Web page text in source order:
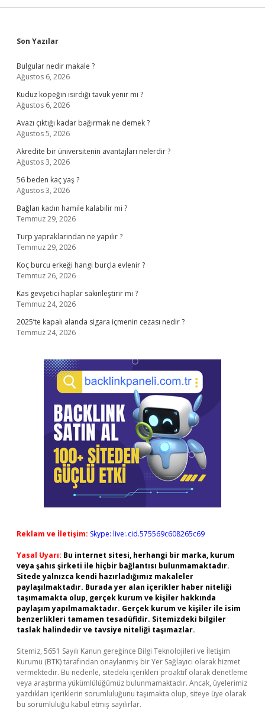
Sidebar
Son Yazılar
Bulgular nedir makale ?
Ağustos 6, 2026
Kuduz köpeğin ısırdığı tavuk yenir mi ?
Ağustos 6, 2026
Avazı çıktığı kadar bağırmak ne demek ?
Ağustos 5, 2026
Akredite bir üniversitenin avantajları nelerdir ?
Ağustos 3, 2026
56 beden kaç yaş ?
Ağustos 3, 2026
Bağlan kadın hamile kalabilir mi ?
Temmuz 29, 2026
Turp yapraklarından ne yapılır ?
Temmuz 29, 2026
Koç burcu erkeği hangi burçla evlenir ?
Temmuz 26, 2026
Kas gevşetici haplar sakinleştirir mi ?
Temmuz 24, 2026
2025’te kapalı alanda sigara içmenin cezası nedir ?
Temmuz 24, 2026
Reklam ve İletişim: Skype: live:.cid.575569c608265c69
Yasal Uyarı: Bu internet sitesi, herhangi bir marka, kurum
veya şahıs şirketi ile hiçbir bağlantısı bulunmamaktadır.
Sitede yalnızca kendi hazırladığımız makaleler
paylaşılmaktadır. Burada yer alan içerikler haber niteliği
taşımamakta olup, gerçek kurum ve kişiler hakkında
paylaşım yapılmamaktadır. Gerçek kurum ve kişiler ile isim
benzerlikleri tamamen tesadüfidir. Sitemizdeki bilgiler
taslak halindedir ve tavsiye niteliği taşımazlar.
Sitemiz, 5651 Sayılı Kanun gereğince Bilgi Teknolojileri ve İletişim
Kurumu (BTK) tarafından onaylanmış bir Yer Sağlayıcı olarak hizmet
vermektedir. Bu nedenle, sitedeki içerikleri proaktif olarak denetleme
veya araştırma yükümlülüğümüz bulunmamaktadır. Ancak, üyelerimiz
yazdıkları içeriklerin sorumluluğunu taşımakta olup, siteye üye olarak
bu sorumluluğu kabul etmiş sayılırlar.